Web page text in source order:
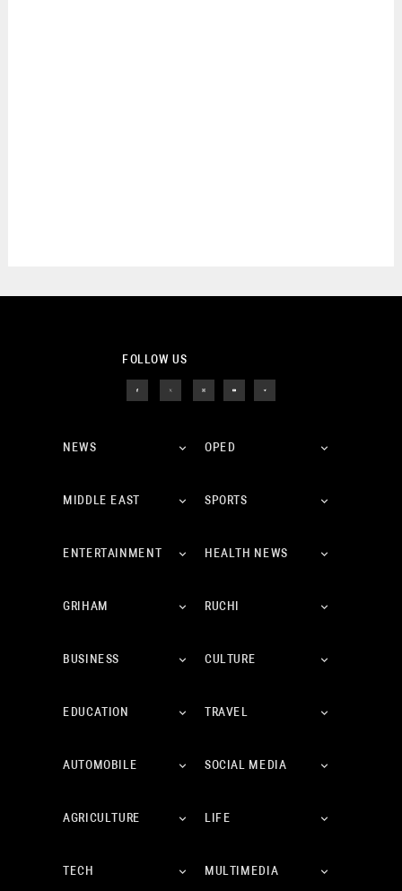
FOLLOW US
NEWS OPED
MIDDLE EAST SPORTS
ENTERTAINMENT HEALTH NEWS
GRIHAM RUCHI
BUSINESS CULTURE
EDUCATION TRAVEL
AUTOMOBILE SOCIAL MEDIA
AGRICULTURE LIFE
TECH MULTIMEDIA